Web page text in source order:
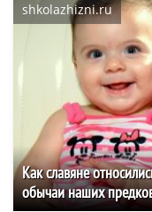
shkolazhizni.ru
Как славяне
обычаи наших